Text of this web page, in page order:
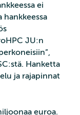
ei
JU:n
Hanketta
ja rajapinnat
euroa.